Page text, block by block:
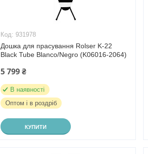
931978
Дошка для прасування Rolser K-22
Black Tube Blanco/Negro (K06016-2064)
5 799 ₴
В наявності
Оптом і в роздріб
КУПИТИ